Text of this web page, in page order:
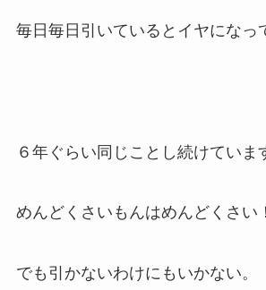
毎日毎日引いているとイヤにな
６年ぐらい同じことし続けていま
めんどくさいもんはめんどくさい！
でも引かないわけにもいかない。